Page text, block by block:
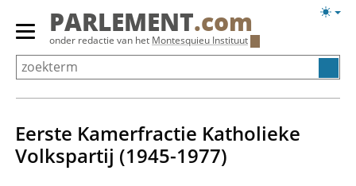
Overslaan
Primair
menu
tonen/verbergen
PARLEMENT.com
onder redactie van het Montesquieu Instituut
Eerste Kamerfractie Katholieke
Volkspartij (1945-1977)